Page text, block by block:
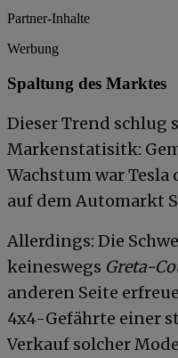
Partner-Inhalte
Werbung
Spaltung des Marktes
Dieser Trend schlug
Markenstatisitk:
Wachstum war
auf dem Automarkt
Allerdings: Die
keineswegs Greta-
anderen Seite
4x4-Gefährte einer
Verkauf solcher